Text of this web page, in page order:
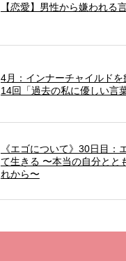
【恋愛】男性から嫌われる
4月：インナーチャイルド
14回「過去の私に優しい言
《エゴについて》30日目：
て生きる 〜本当の自分とと
れから〜